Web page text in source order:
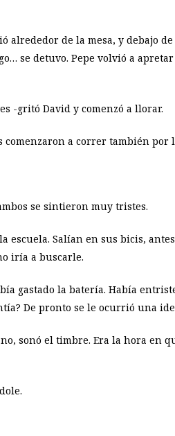
de la mesa, y debajo
se detuvo. Pepe volvió a
-gritó David y comenzó a llorar.
a correr también por
se sintieron muy tristes.
escuela. Salían en sus bicis,
iría a buscarle.
gastado la batería. Había
De pronto se le ocurrió una
sonó el timbre. Era la hora en